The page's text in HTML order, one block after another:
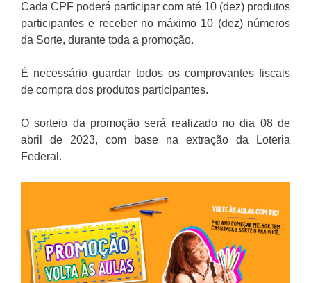
Cada CPF poderá participar com até 10 (dez) produtos
participantes e receber no máximo 10 (dez) números
da Sorte, durante toda a promoção.
É necessário guardar todos os comprovantes fiscais
de compra dos produtos participantes.
O sorteio da promoção será realizado no dia 08 de
abril de 2023, com base na extração da Loteria
Federal.